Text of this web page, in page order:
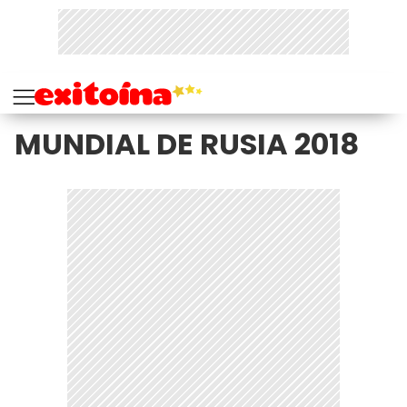
MUNDIAL DE RUSIA 2018